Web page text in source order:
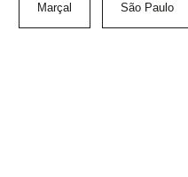
Marçal São Paulo